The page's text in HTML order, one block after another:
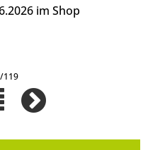
im Shop
119